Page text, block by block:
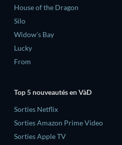
House of the Dragon
Silo
Widow’s Bay
Lucky
From
Top 5 nouveautés en VàD
Sorties Netflix
Sorties Amazon Prime Video
Sorties Apple TV